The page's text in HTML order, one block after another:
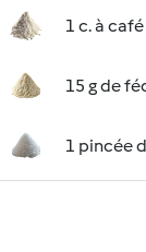
1 c. à
15 g de
1 pincée